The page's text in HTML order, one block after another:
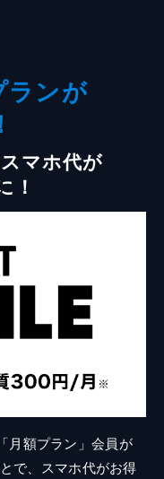
ランが
マホ代が
！
月額プラン」会員が
で、スマホ代がお得